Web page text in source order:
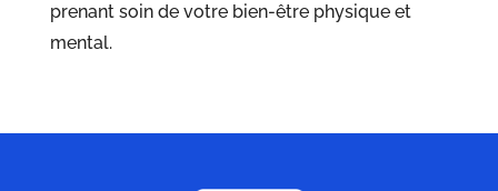
prenant soin de votre bien-être physique et
mental.